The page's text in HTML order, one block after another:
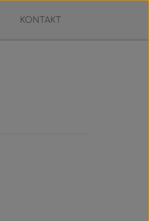
KONTAKT